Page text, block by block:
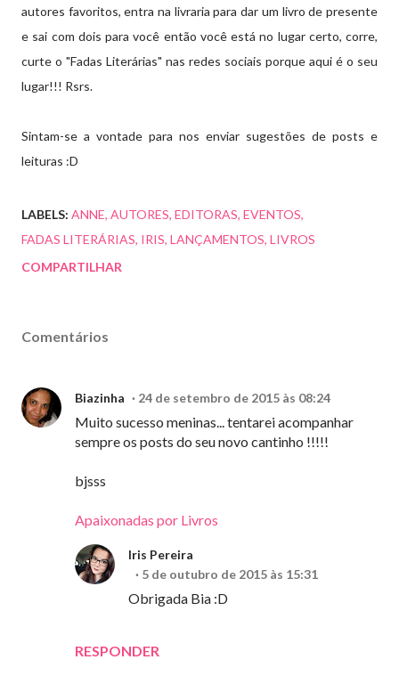
autores favoritos, entra na livraria para dar um livro de presente
e sai com dois para você então você está no lugar certo, corre,
curte o "Fadas Literárias" nas redes sociais porque aqui é o seu
lugar!!! Rsrs.
Sintam-se a vontade para nos enviar sugestões de posts e
leituras :D
LABELS: ANNE AUTORES EDITORAS EVENTOS
FADAS LITERÁRIAS IRIS LANÇAMENTOS LIVROS
COMPARTILHAR
Comentários
Biazinha 24 de setembro de 2015 às 08:24
Muito sucesso meninas... tentarei acompanhar
sempre os posts do seu novo cantinho !!!!!
bjsss
Apaixonadas por Livros
RESPONDER
Iris Pereira
5 de outubro de 2015 às 15:31
Obrigada Bia :D